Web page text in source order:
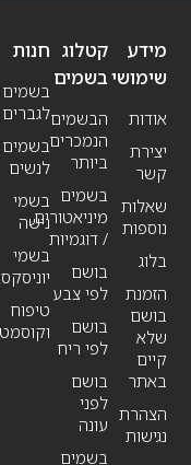
מידע
שימושי
אודות
יצירת
קשר
שאלות
נוספות
בלוג
הזמנת
בושם
שלא
קיים
באתר
הצהרת
נגישות
חנות
בשמים
לגברים
בשמים
לנשים
בשמי
נישה
בשמי
יוניסקס
טיפוח
קטלוג
בשמים
הבשמים
הנמכרים
ביותר
בשמים
מיניאטורים
/ דוגמיות
בושם
לפי צבע
בושם
לפי ריח
בושם
לפני
עונה
בשמים